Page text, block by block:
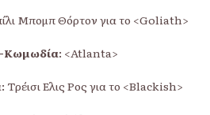
Μπομπ Θόρτον για το <Goliath>
Κωμωδία: <Atlanta>
Τρέισι Ελις Ρος για το <Blackish>